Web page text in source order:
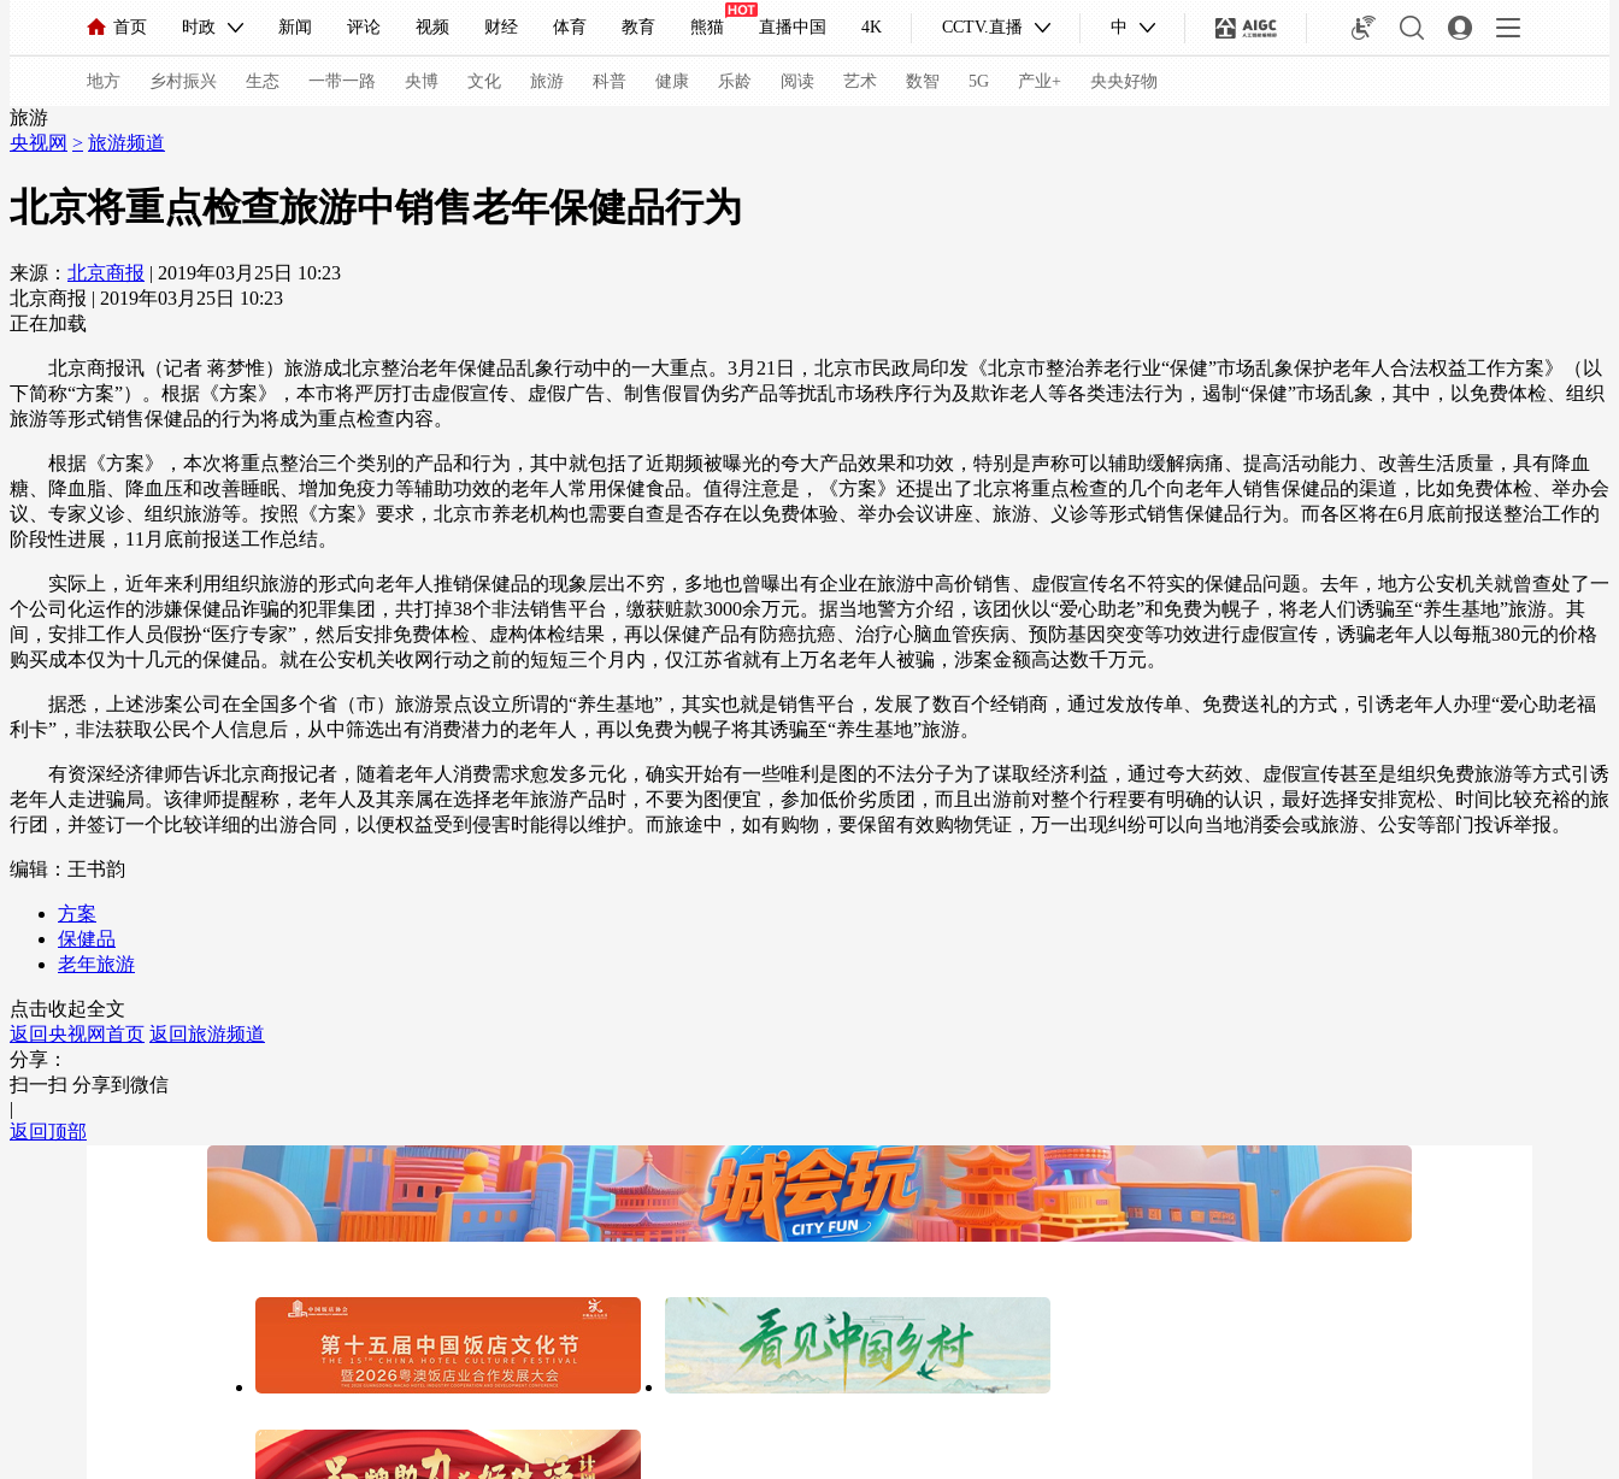
首页 时政 新闻 评论 视频 财经 体育 教育 熊猫 直播中国 4K CCTV.直播 中
人民领袖习近平 联播+ 中国领导人 央视快评 习式妙语 热解读 天天学习
直播 栏目大全 节目单 听音 微视频 主持人 下载央视影音
海外频道 iPanda English Монгол
地方 乡村振兴 生态 一带一路 央博 文化 旅游 科普 健康 乐龄 阅读 艺术 数智 5G 产业+ 央央好物
新闻 国内 国际 评论
视频 小央视频 小央直播 直播中国 熊猫频道 VR/AR 4K专区 全景新闻
现场 前线 比划 快看 蓝海中国
体育 直播 竞猜 2026年世界杯 2026年冬奥会 CBA NBA 中超 国足 国际足球 网球 综合体育 亚冬会
VIP会员 CCTV奥林匹克频道 生活体育大会 体育江湖 文化体育 冰雪道路 足球道路
财经 教育 乡村振兴 生态环境 一带一路 央博 非遗 文化 旅游 科普 健康 乐龄 阅读 艺术 汽车 数智 5G 产业+
大国智造 大国展会 大国保险 云顶对话 云起 超级工厂 智敬中国 全民健康 颜选攻略 海洋 时尚 天气 才艺 网展 央央好物
CCTV.节目官网 直播 节目单 栏目 片库 热播榜 总台企业白名单
旅游
央视网 > 旅游频道
北京将重点检查旅游中销售老年保健品行为
来源： 北京商报 | 2019年03月25日 10:23
北京商报 | 2019年03月25日 10:23
正在加载
北京商报讯（记者 蒋梦惟）旅游成北京整治老年保健品乱象行动中的一大重点。3月21日，北京市民政局印发《北京市整治养老行业“保健”市场乱象保护老年人合法权益工作方案》（以
下简称“方案”）。根据《方案》，本市将严厉打击虚假宣传、虚假广告、制售假冒伪劣产品等扰乱市场秩序行为及欺诈老人等各类违法行为，遏制“保健”市场乱象，其中，以免费体检、组织
旅游等形式销售保健品的行为将成为重点检查内容。
根据《方案》，本次将重点整治三个类别的产品和行为，其中就包括了近期频被曝光的夸大产品效果和功效，特别是声称可以辅助缓解病痛、提高活动能力、改善生活质量，具有降血
糖、降血脂、降血压和改善睡眠、增加免疫力等辅助功效的老年人常用保健食品。值得注意是，《方案》还提出了北京将重点检查的几个向老年人销售保健品的渠道，比如免费体检、举办会
议、专家义诊、组织旅游等。按照《方案》要求，北京市养老机构也需要自查是否存在以免费体验、举办会议讲座、旅游、义诊等形式销售保健品行为。而各区将在6月底前报送整治工作的
阶段性进展，11月底前报送工作总结。
实际上，近年来利用组织旅游的形式向老年人推销保健品的现象层出不穷，多地也曾曝出有企业在旅游中高价销售、虚假宣传名不符实的保健品问题。去年，地方公安机关就曾查处了一
个公司化运作的涉嫌保健品诈骗的犯罪集团，共打掉38个非法销售平台，缴获赃款3000余万元。据当地警方介绍，该团伙以“爱心助老”和免费为幌子，将老人们诱骗至“养生基地”旅游。其
间，安排工作人员假扮“医疗专家”，然后安排免费体检、虚构体检结果，再以保健产品有防癌抗癌、治疗心脑血管疾病、预防基因突变等功效进行虚假宣传，诱骗老年人以每瓶380元的价格
购买成本仅为十几元的保健品。就在公安机关收网行动之前的短短三个月内，仅江苏省就有上万名老年人被骗，涉案金额高达数千万元。
据悉，上述涉案公司在全国多个省（市）旅游景点设立所谓的“养生基地”，其实也就是销售平台，发展了数百个经销商，通过发放传单、免费送礼的方式，引诱老年人办理“爱心助老福
利卡”，非法获取公民个人信息后，从中筛选出有消费潜力的老年人，再以免费为幌子将其诱骗至“养生基地”旅游。
有资深经济律师告诉北京商报记者，随着老年人消费需求愈发多元化，确实开始有一些唯利是图的不法分子为了谋取经济利益，通过夸大药效、虚假宣传甚至是组织免费旅游等方式引诱
老年人走进骗局。该律师提醒称，老年人及其亲属在选择老年旅游产品时，不要为图便宜，参加低价劣质团，而且出游前对整个行程要有明确的认识，最好选择安排宽松、时间比较充裕的旅
行团，并签订一个比较详细的出游合同，以便权益受到侵害时能得以维护。而旅途中，如有购物，要保留有效购物凭证，万一出现纠纷可以向当地消委会或旅游、公安等部门投诉举报。
编辑：王书韵
方案
保健品
老年旅游
点击收起全文
返回央视网首页 返回旅游频道
分享：
扫一扫 分享到微信
|
返回顶部